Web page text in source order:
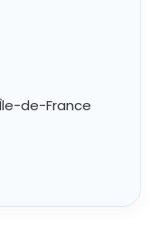
de-France